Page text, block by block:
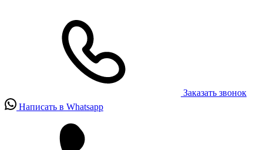
Заказать звонок
Написать в Whatsapp